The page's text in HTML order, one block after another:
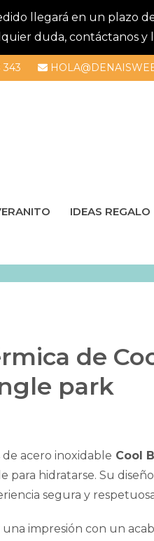
llegará en un plazo
duda, contáctanos y
343
IDEAS REGALO
de
park
de acero inoxidable Cool
para hidratarse. Su
segura y
impresión con un